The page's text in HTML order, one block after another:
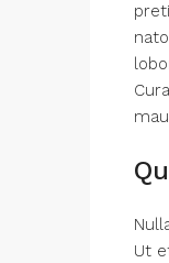
Ut